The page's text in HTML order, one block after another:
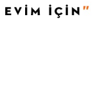
Toplu alımlar